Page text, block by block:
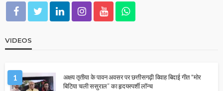
VIDEOS
1
अक्षय तृतीया के पावन अवसर पर छत्तीसगढ़ी विवाह बिदाई गीत “मोर
बिटिया चली ससुराल” का हृदयस्पर्शी लॉन्च